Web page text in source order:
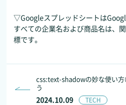
▽Googleスプレッドシートは
すべての企業名および商品名は、
標です。
2024.10.09 TECH
css:text-shadowの妙な使い方
う